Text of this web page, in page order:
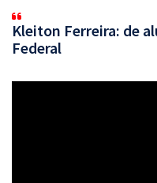
Kleiton Ferreira: de
Federal